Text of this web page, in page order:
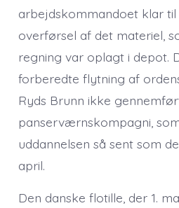
arbejdskommandoet klar
overførsel af det materiel,
regning var oplagt i depot.
forberedte flytning af
Ryds Brunn ikke
panserværnskompagni,
uddannelsen så sent som
april.
Den danske flotille, der 1.